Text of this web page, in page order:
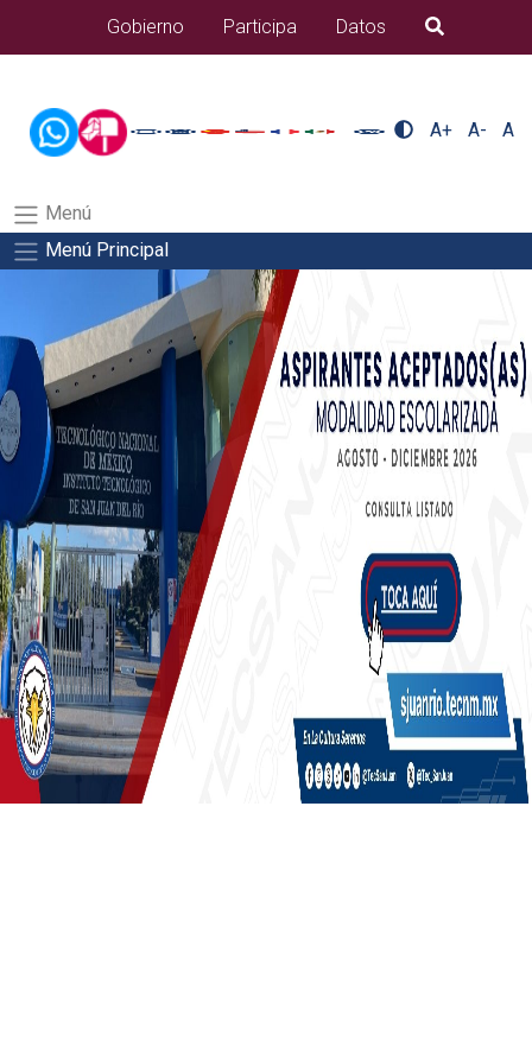
alumnos/plantilla_tecnmSalida del comando:
Gobierno Participa Datos B�squeda
A+ A- A
Menú
Menú Principal